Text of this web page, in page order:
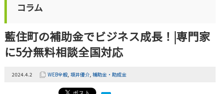
コラム
藍住町の補助金でビジネス成長！|専門家
に5分無料相談全国対応
2024.4.2 WEB全般, 坂井優介, 補助金・助成金